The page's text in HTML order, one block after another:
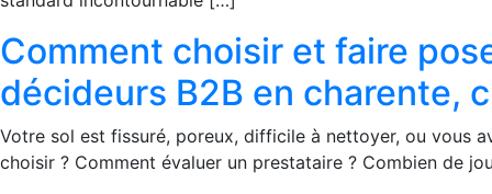
Comment choisir et faire
décideurs B2B en charente,
Votre sol est fissuré, poreux, difficile à nettoyer, ou vous
choisir ? Comment évaluer un prestataire ? Combien de